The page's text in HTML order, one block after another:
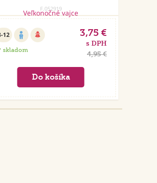
F.052919
12
skladom
3,75 €
s DPH
4,95 €